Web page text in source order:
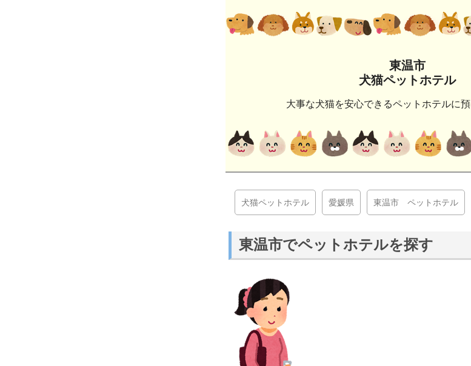
東温市
犬猫ペットホテル
大事な犬猫を安心できるペットホテルに預
犬猫ペットホテル 愛媛県 東温市 ペットホテル
東温市でペットホテルを探す